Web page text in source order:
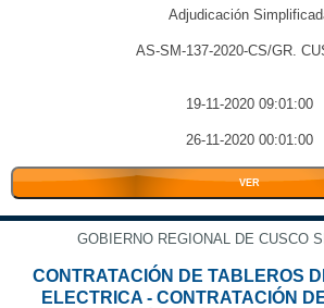
Adjudicación
AS-SM-137-2020-CS/GR.
19-11-2020 09:01:00
26-11-2020 00:01:00
VER
GOBIERNO REGIONAL DE CUSCO
CONTRATACIÓN DE TABLEROS
ELECTRICA - CONTRATACIÓN